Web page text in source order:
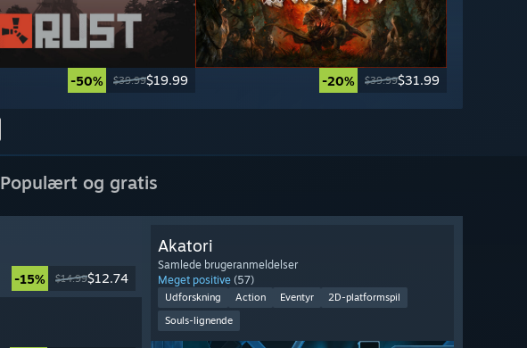
-50% $39.99$19.99 -20% $39.99$31.99
Populært og gratis
-15% $14.99$12.74
Akatori
Samlede brugeranmeldelser
Meget positive (57)
Udforskning Action Eventyr
2D-platformspil
Souls-lignende